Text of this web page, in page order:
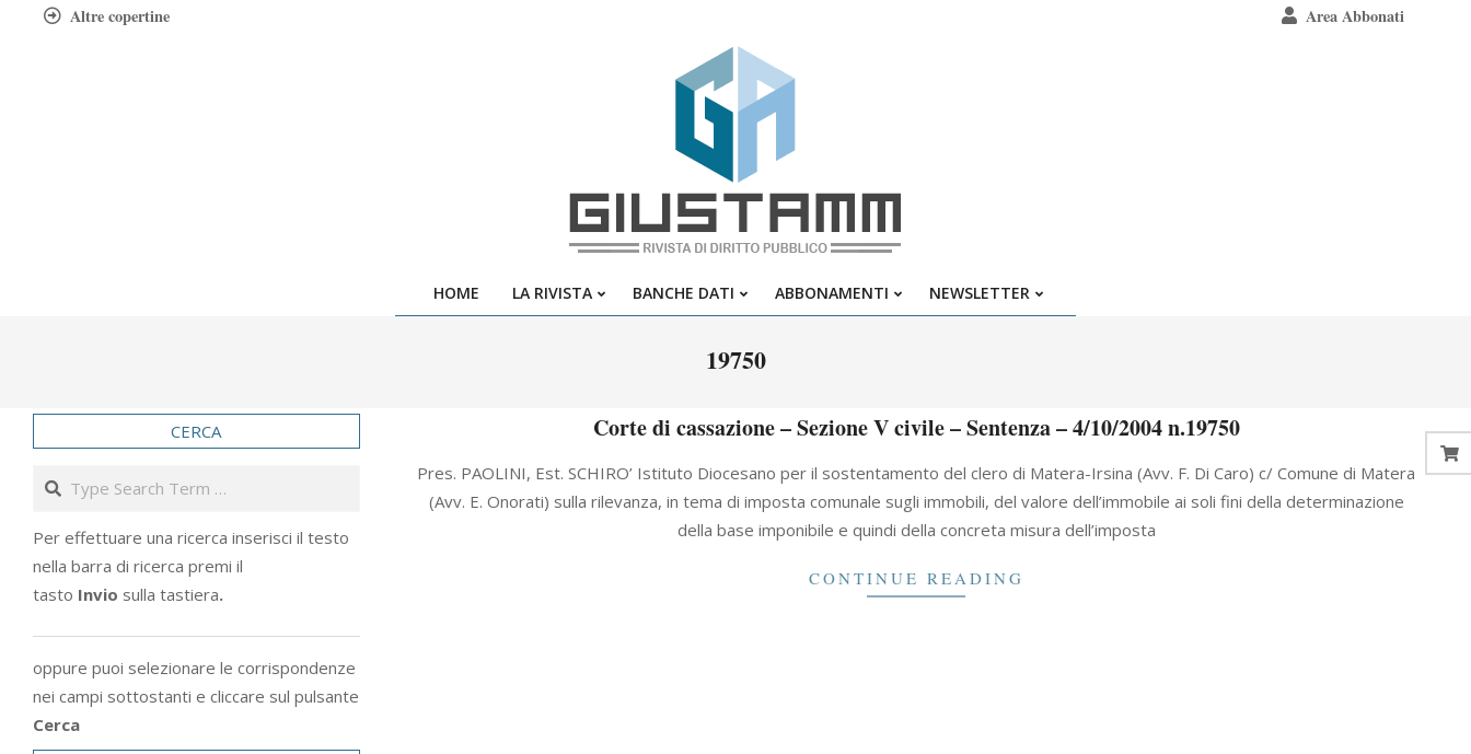
Altre copertine Area Abbonati
Giustamm
Primary
Menu
HOME LA RIVISTA BANCHE DATI ABBONAMENTI NEWSLETTER
19750
Corte di cassazione – Sezione V civile – Sentenza – 4/10/2004 n.19750
10-
Pres. PAOLINI, Est. SCHIRO’ Istituto Diocesano per il sostentamento del clero di Matera-Irsina (Avv. F. Di Caro) c/ Comune di Matera
(Avv. E. Onorati) sulla rilevanza, in tema di imposta comunale sugli immobili, del valore dell’immobile ai soli fini della determinazione
della base imponibile e quindi della concreta misura dell’imposta
CONTINUE READING
CERCA
Search
Per effettuare una ricerca inserisci il testo
nella barra di ricerca premi il
tasto Invio sulla tastiera.
oppure puoi selezionare le corrispondenze
nei campi sottostanti e cliccare sul pulsante
Cerca